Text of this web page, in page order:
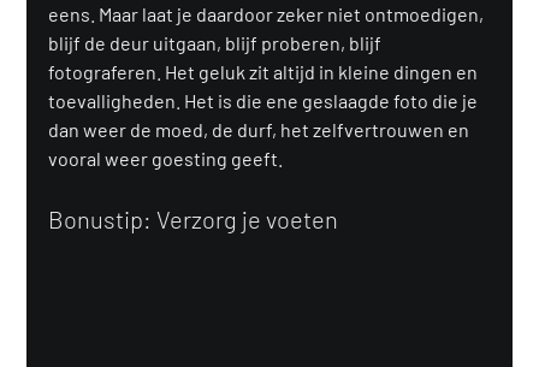
eens. Maar laat je daardoor zeker niet ontmoedigen,
blijf de deur uitgaan, blijf proberen, blijf
fotograferen. Het geluk zit altijd in kleine dingen en
toevalligheden. Het is die ene geslaagde foto die je
dan weer de moed, de durf, het zelfvertrouwen en
vooral weer goesting geeft.
Bonustip: Verzorg je voeten